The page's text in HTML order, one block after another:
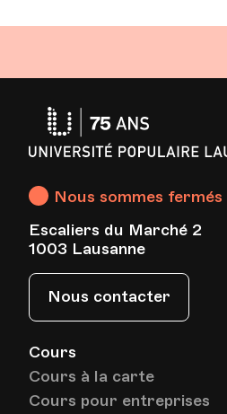
Cours
Cours à la carte
Cours pour entreprises
Nous sommes fermés
Escaliers du Marché 2
1003 Lausanne
Nous contacter